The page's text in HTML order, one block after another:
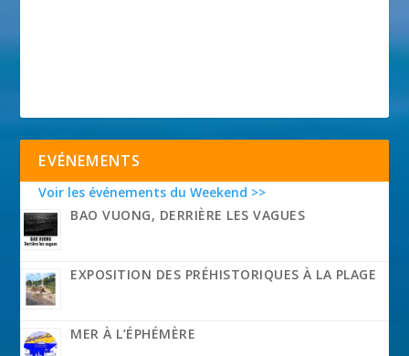
EVÉNEMENTS
Voir les événements du Weekend >>
BAO VUONG, DERRIÈRE LES VAGUES
EXPOSITION DES PRÉHISTORIQUES À LA PLAGE
MER À L’ÉPHÉMÈRE